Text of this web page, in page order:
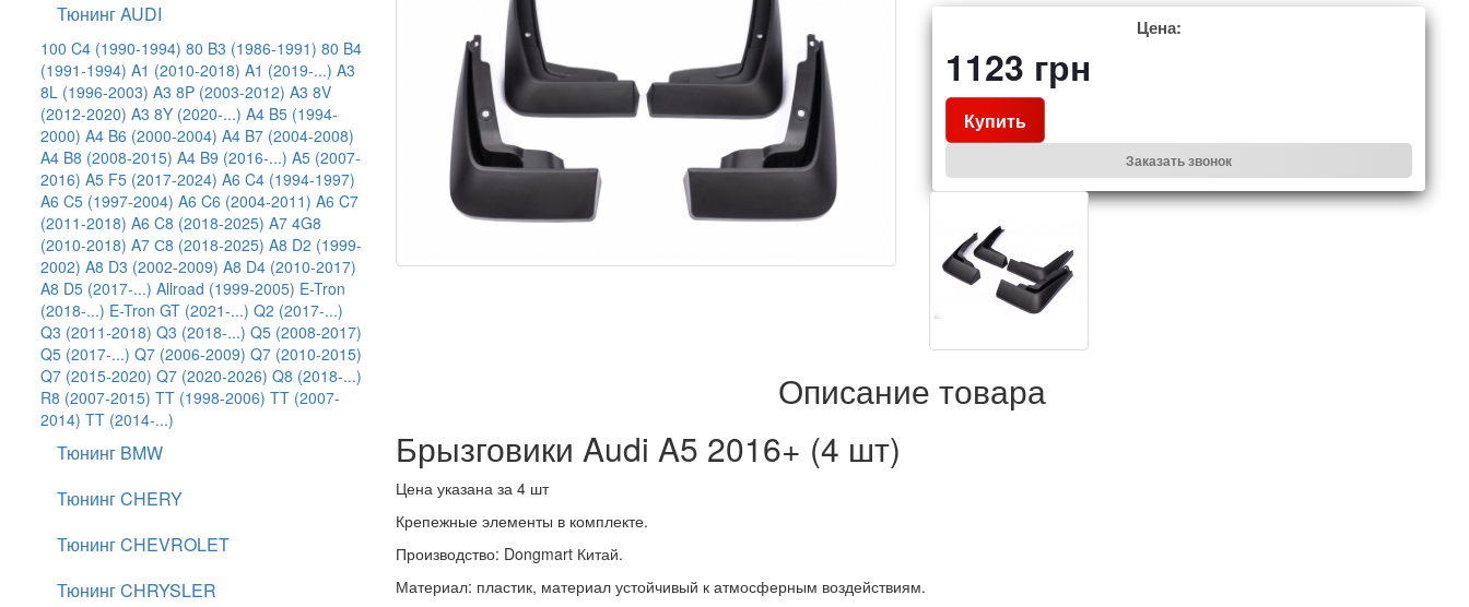
Тюнинг AUDI
100 C4 (1990-1994) 80 B3 (1986-1991) 80 B4
(1991-1994) A1 (2010-2018) A1 (2019-...) A3
8L (1996-2003) A3 8P (2003-2012) A3 8V
(2012-2020) A3 8Y (2020-...) A4 B5 (1994-
2000) A4 B6 (2000-2004) A4 B7 (2004-2008)
A4 B8 (2008-2015) A4 B9 (2016-...) A5 (2007-
2016) A5 F5 (2017-2024) A6 C4 (1994-1997)
A6 C5 (1997-2004) A6 C6 (2004-2011) A6 C7
(2011-2018) A6 C8 (2018-2025) A7 4G8
(2010-2018) A7 С8 (2018-2025) A8 D2 (1999-
2002) A8 D3 (2002-2009) A8 D4 (2010-2017)
A8 D5 (2017-...) Allroad (1999-2005) E-Tron
(2018-...) E-Tron GT (2021-...) Q2 (2017-...)
Q3 (2011-2018) Q3 (2018-...) Q5 (2008-2017)
Q5 (2017-...) Q7 (2006-2009) Q7 (2010-2015)
Q7 (2015-2020) Q7 (2020-2026) Q8 (2018-...)
R8 (2007-2015) TT (1998-2006) TT (2007-
2014) TT (2014-...)
Тюнинг BMW
Тюнинг CHERY
Тюнинг CHEVROLET
Тюнинг CHRYSLER
Цена:
1123 грн
Купить
Заказать звонок
Описание товара
Брызговики Audi A5 2016+ (4 шт)
Цена указана за 4 шт
Крепежные элементы в комплекте.
Производство: Dongmart Китай.
Материал: пластик, материал устойчивый к атмосферным воздействиям.